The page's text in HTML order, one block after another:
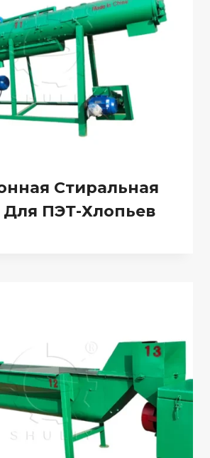
Стиральная
ПЭТ-Хлопьев